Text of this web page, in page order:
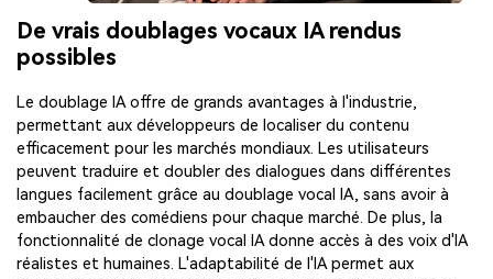
De vrais doublages vocaux IA rendus
possibles
Le doublage IA offre de grands avantages à l'industrie,
permettant aux développeurs de localiser du contenu
efficacement pour les marchés mondiaux. Les utilisateurs
peuvent traduire et doubler des dialogues dans différentes
langues facilement grâce au doublage vocal IA, sans avoir à
embaucher des comédiens pour chaque marché. De plus, la
fonctionnalité de clonage vocal IA donne accès à des voix d'IA
réalistes et humaines. L'adaptabilité de l'IA permet aux